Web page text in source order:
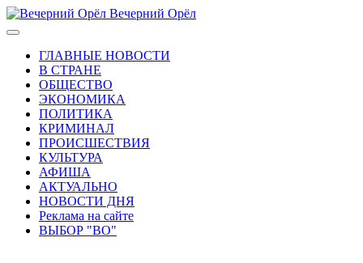
Вечерний Орёл
ГЛАВНЫЕ НОВОСТИ
В СТРАНЕ
ОБЩЕСТВО
ЭКОНОМИКА
ПОЛИТИКА
КРИМИНАЛ
ПРОИСШЕСТВИЯ
КУЛЬТУРА
АФИША
АКТУАЛЬНО
НОВОСТИ ДНЯ
Реклама на сайте
ВЫБОР "ВО"